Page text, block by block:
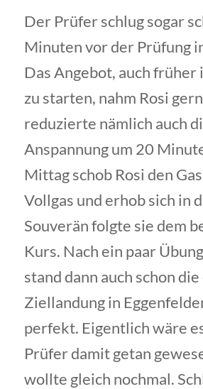
Der Prüfer schlug sogar
Minuten vor der Prüfung
Das Angebot, auch früher
zu starten, nahm Rosi
reduzierte nämlich auch
Anspannung um 20
Mittag schob Rosi den
Vollgas und erhob sich in
Souverän folgte sie dem
Kurs. Nach ein paar
stand dann auch schon
Ziellandung in
perfekt. Eigentlich wäre
Prüfer damit getan
wollte gleich nochmal.